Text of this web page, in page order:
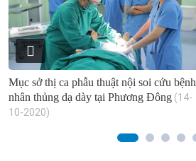
Mục sở thị ca phẫu thuật nội soi cứu bệnh
nhân thủng dạ dày tại Phương Đông (14-
10-2020)